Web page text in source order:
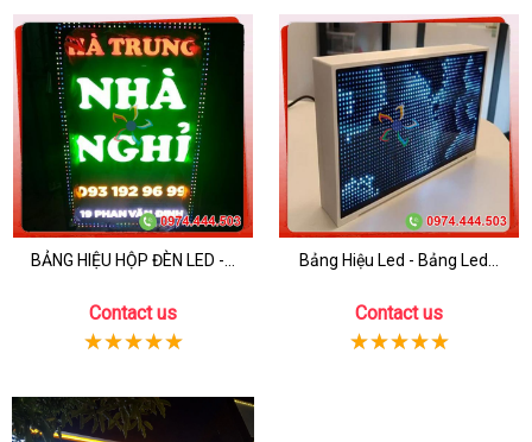
BẢNG HIỆU HỘP ĐÈN LED -...
Contact us
Bảng Hiệu Led - Bảng Led...
Contact us